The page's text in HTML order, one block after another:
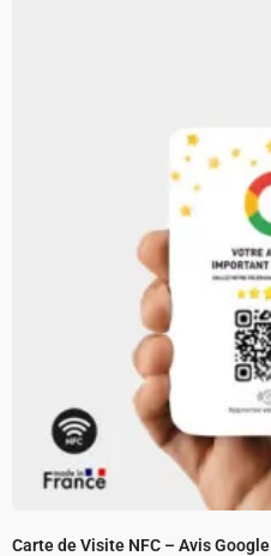
Carte de Visite NFC – Avis Google